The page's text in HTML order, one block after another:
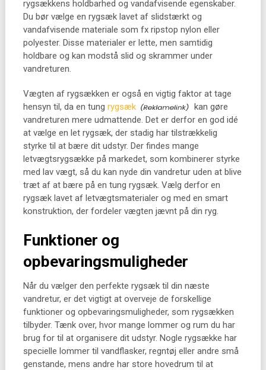
rygsækkens holdbarhed og vandafvisende egenskaber.
Du bør vælge en rygsæk lavet af slidstærkt og
vandafvisende materiale som fx ripstop nylon eller
polyester. Disse materialer er lette, men samtidig
holdbare og kan modstå slid og skrammer under
vandreturen.
Vægten af rygsækken er også en vigtig faktor at tage
hensyn til, da en tung rygsæk
kan gøre
vandreturen mere udmattende. Det er derfor en god idé
at vælge en let rygsæk, der stadig har tilstrækkelig
styrke til at bære dit udstyr. Der findes mange
letvægtsrygsække på markedet, som kombinerer styrke
med lav vægt, så du kan nyde din vandretur uden at blive
træt af at bære på en tung rygsæk. Vælg derfor en
rygsæk lavet af letvægtsmaterialer og med en smart
konstruktion, der fordeler vægten jævnt på din ryg.
Funktioner og
opbevaringsmuligheder
Når du vælger den perfekte rygsæk til din næste
vandretur, er det vigtigt at overveje de forskellige
funktioner og opbevaringsmuligheder, som rygsækken
tilbyder. Tænk over, hvor mange lommer og rum du har
brug for til at organisere dit udstyr. Nogle rygsække har
specielle lommer til vandflasker, regntøj eller andre små
genstande, mens andre har store hovedrum til at